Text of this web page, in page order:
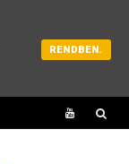
Y
RENDBEN.